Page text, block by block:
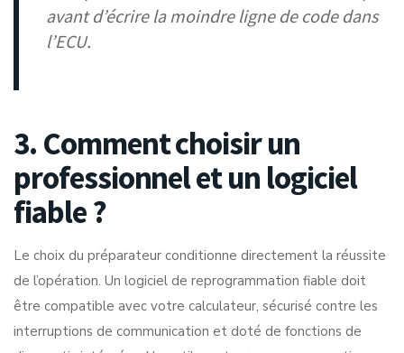
avant d’écrire la moindre ligne de code dans
l’ECU.
3. Comment choisir un
professionnel et un logiciel
fiable ?
Le choix du préparateur conditionne directement la réussite
de l’opération. Un logiciel de reprogrammation fiable doit
être compatible avec votre calculateur, sécurisé contre les
interruptions de communication et doté de fonctions de